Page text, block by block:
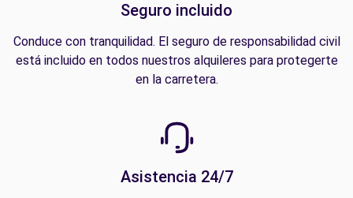
Seguro incluido
Conduce con tranquilidad. El seguro de responsabilidad civil
está incluido en todos nuestros alquileres para protegerte
en la carretera.
Asistencia 24/7